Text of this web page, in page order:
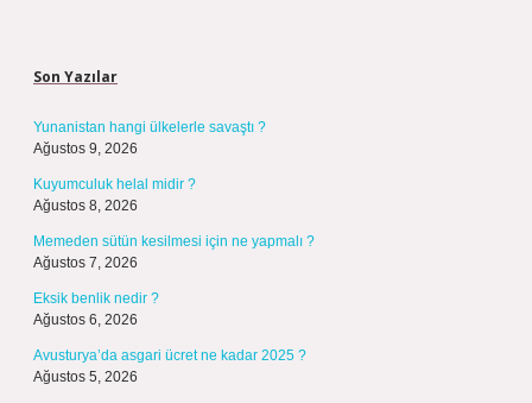
Son Yazılar
Yunanistan hangi ülkelerle savaştı ?
Ağustos 9, 2026
Kuyumculuk helal midir ?
Ağustos 8, 2026
Memeden sütün kesilmesi için ne yapmalı ?
Ağustos 7, 2026
Eksik benlik nedir ?
Ağustos 6, 2026
Avusturya’da asgari ücret ne kadar 2025 ?
Ağustos 5, 2026